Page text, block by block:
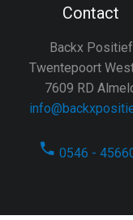
Contact
Backx Positief
Twentepoort
7609 RD
0546 -